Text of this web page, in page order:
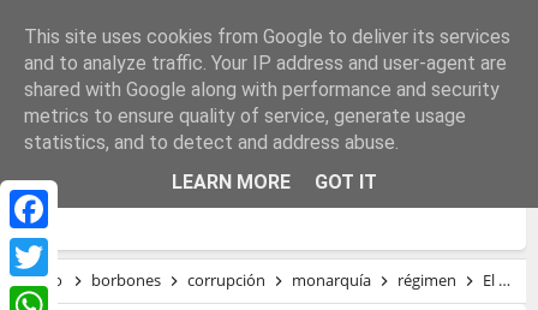
Facebook
Twitter
EL DISCURSO DE NAVIDAD DE FELIPE VI
PIERDE MÁS DE 600.000 ESPECTADORES
Inicio borbones corrupción monarquía régimen El discurso de Navidad de Felipe VI pierde más de 600.000 espectadores
This site uses cookies from Google to deliver its services
and to analyze traffic. Your IP address and user-agent are
shared with Google along with performance and security
metrics to ensure quality of service, generate usage
statistics, and to detect and address abuse.
LEARN MORE
GOT IT